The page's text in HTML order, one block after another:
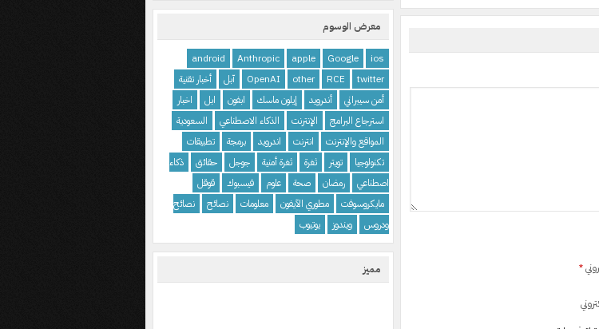
معرض الوسوم
android Anthropic apple Google
ios
OpenAI
other RCE twitter آبل
أخبار تقنية
أمن سيبراني
أندرويد إيلون ماسك ابفون ابل
اخبار
استرجاع البرامج
الإنترنت الذكاء الاصطناعي
السعودية
المواقع والإنترنت
انترنت اندرويد برمجة
تطبيقات
تكنولوجيا
تويتر ثغرة ثغرة أمنية جوجل حقائق
ذكاء
اصطناعي
رمضان صحة علوم فيسبوك
قوقل
مايكروسوفت
مطوري الآيفون معلومات نصائح
نصائح
ودروس
ويندوز يوتيوب
مميز *